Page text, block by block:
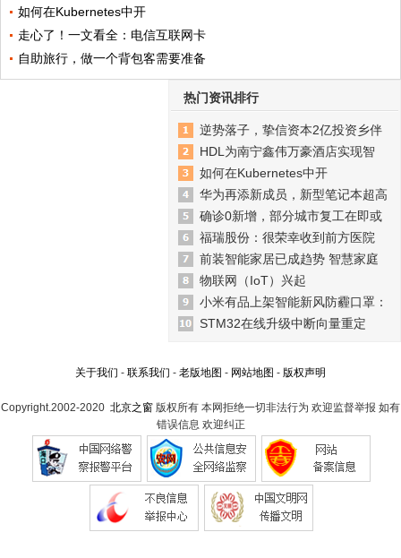
如何在Kubernetes中开
走心了！一文看全：电信互联网卡
自助旅行，做一个背包客需要准备
热门资讯排行
逆势落子，挚信资本2亿投资乡伴
HDL为南宁鑫伟万豪酒店实现智
如何在Kubernetes中开
华为再添新成员，新型笔记本超高
确诊0新增，部分城市复工在即或
福瑞股份：很荣幸收到前方医院
前装智能家居已成趋势 智慧家庭
物联网（IoT）兴起
小米有品上架智能新风防霾口罩：
STM32在线升级中断向量重定
关于我们 - 联系我们 - 老版地图 - 网站地图 - 版权声明
Copyright.2002-2020 北京之窗 版权所有 本网拒绝一切非法行为 欢迎监督举报 如有
错误信息 欢迎纠正